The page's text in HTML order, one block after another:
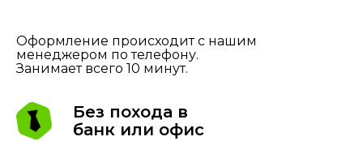
Без похода в
банк или офис
Оформление происходит с нашим
менеджером по телефону.
Занимает всего 10 минут.